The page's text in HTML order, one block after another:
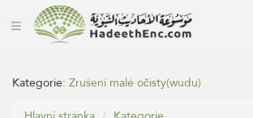
Kategorie:Zrušení malé očisty(wudu)